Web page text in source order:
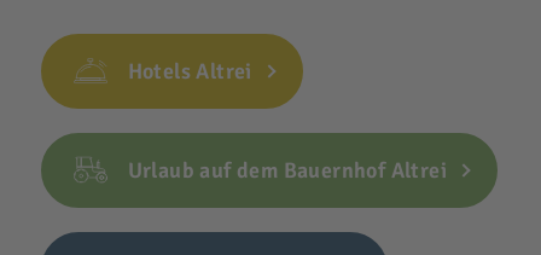
Hotels Altrei
Urlaub auf dem Bauernhof Altrei